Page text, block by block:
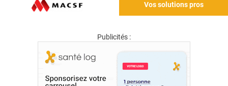
Vos solutions pros
Publicités :